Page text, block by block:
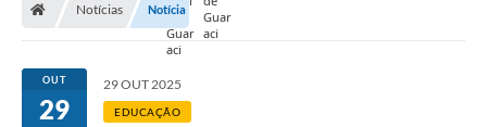
Secretarias
Covid-19
Notícias Notícia
OUT
29
29 OUT 2025
EDUCAÇÃO